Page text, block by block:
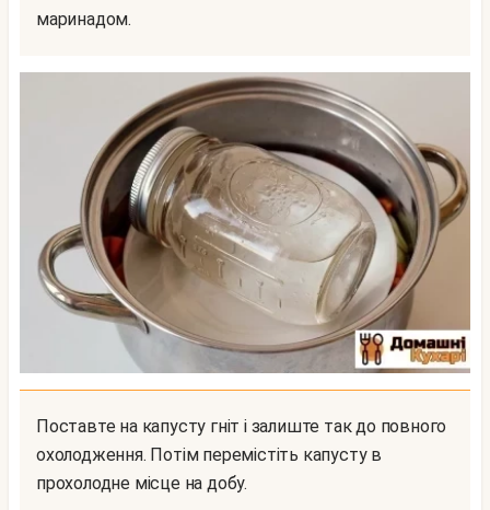
маринадом.
Поставте на капусту гніт і залиште так до повного
охолодження. Потім перемістіть капусту в
прохолодне місце на добу.